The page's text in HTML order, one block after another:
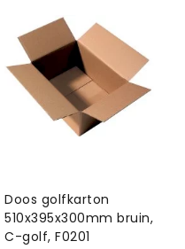
Doos golfkarton
510x395x300mm bruin,
C-golf, F0201